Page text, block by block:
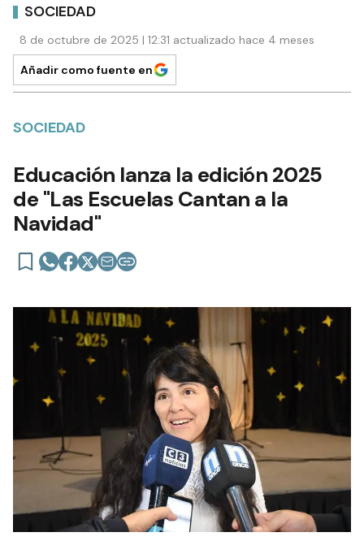
SOCIEDAD
8 de octubre de 2025 | 12:31 actualizado hace 4 meses
Añadir como fuente en
SOCIEDAD
Educación lanza la edición 2025
de "Las Escuelas Cantan a la
Navidad"